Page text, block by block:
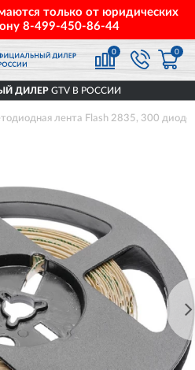
только от юридических
8-499-450-86-44
0 0
ДИЛЕР GTV В РОССИИ
лента Flash 2835, 300